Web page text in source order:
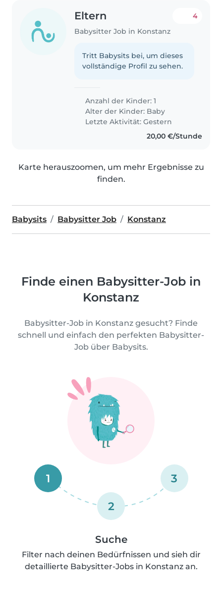
Eltern
Babysitter Job in Konstanz
4
Tritt Babysits bei, um dieses
vollständige Profil zu sehen.
Anzahl der Kinder: 1
Alter der Kinder: Baby
Letzte Aktivität: Gestern
20,00 €/Stunde
Karte herauszoomen, um mehr Ergebnisse zu
finden.
Babysits Babysitter Job Konstanz
Finde einen Babysitter-Job in
Konstanz
Babysitter-Job in Konstanz gesucht? Finde
schnell und einfach den perfekten Babysitter-
Job über Babysits.
1
2
3
Suche
Filter nach deinen Bedürfnissen und sieh dir
detaillierte Babysitter-Jobs in Konstanz an.